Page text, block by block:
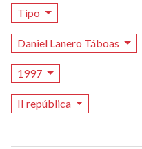
Tipo
Daniel Lanero Táboas
1997
II república